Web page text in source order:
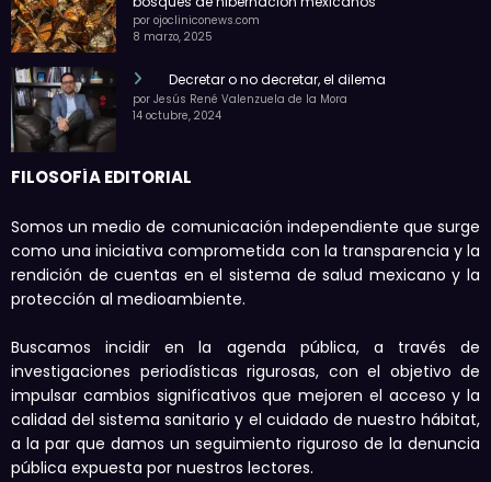
por ojocliniconews.com
8 marzo, 2025
Decretar o no decretar, el dilema
por Jesús René Valenzuela de la Mora
14 octubre, 2024
FILOSOFÍA EDITORIAL
Somos un medio de comunicación independiente que surge
como una iniciativa comprometida con la transparencia y la
rendición de cuentas en el sistema de salud mexicano y la
protección al medioambiente.
Buscamos incidir en la agenda pública, a través de
investigaciones periodísticas rigurosas, con el objetivo de
impulsar cambios significativos que mejoren el acceso y la
calidad del sistema sanitario y el cuidado de nuestro hábitat,
a la par que damos un seguimiento riguroso de la denuncia
pública expuesta por nuestros lectores.